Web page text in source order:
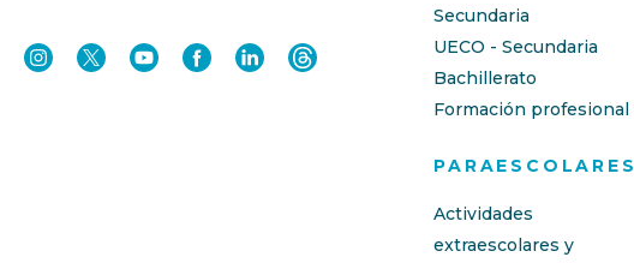
Secundaria
UECO - Secundaria
Bachillerato
Formación profesional
PARAESCOLARES
Actividades
extraescolares y